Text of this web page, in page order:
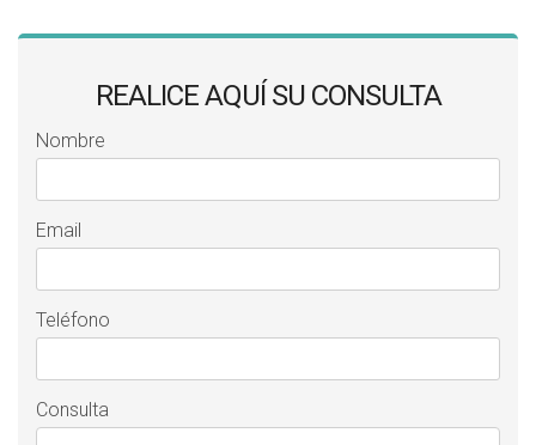
REALICE AQUÍ SU CONSULTA
Nombre
Email
Teléfono
Consulta